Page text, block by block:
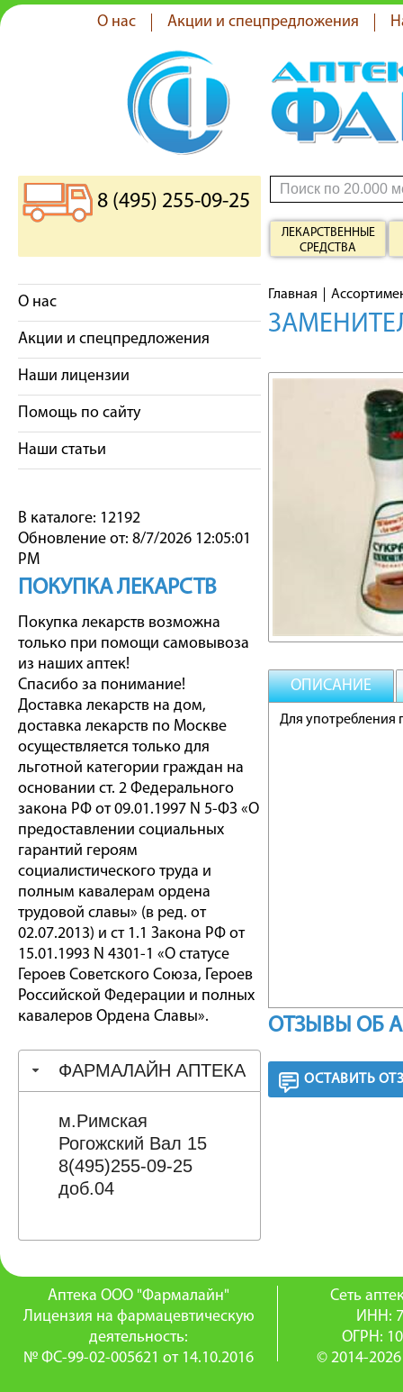
О нас Акции и спецпредложения
8 (495) 255-09-25
ЛЕКАРСТВЕННЫЕ
СРЕДСТВА
О нас
Акции и спецпредложения
Наши лицензии
Помощь по сайту
Наши статьи
В каталоге: 12192
Обновление от: 8/7/2026 12:05:01
PM
ПОКУПКА ЛЕКАРСТВ
Покупка лекарств возможна
только при помощи самовывоза
из наших аптек!
Спасибо за понимание!
Доставка лекарств на дом,
доставка лекарств по Москве
осуществляется только для
льготной категории граждан на
основании ст. 2 Федерального
закона РФ от 09.01.1997 N 5-ФЗ «О
предоставлении социальных
гарантий героям
социалистического труда и
полным кавалерам ордена
трудовой славы» (в ред. от
02.07.2013) и ст 1.1 Закона РФ от
15.01.1993 N 4301-1 «О статусе
Героев Советского Союза, Героев
Российской Федерации и полных
кавалеров Ордена Славы».
ФАРМАЛАЙН АПТЕКА
м.Римская
Рогожский Вал 15
8(495)255-09-25
доб.04
Главная
ОПИСАНИЕ
Для употребления
ОТЗЫВЫ ОБ
ОСТАВИТЬ
Аптека ООО "Фармалайн"
Лицензия на фармацевтическую
деятельность:
№ ФС-99-02-005621 от 14.10.2016
Сеть
ИНН:
ОГРН:
© 2014-